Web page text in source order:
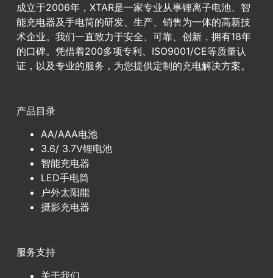
成立于2006年，XTAR是一家专业从事锂离子电池、智
能充电器及手电筒的研发、生产、销售为一体的高新技
术企业。我们一直致力于安全、可靠、创新，拥有18年
的口碑。凭借着200多项专利、ISO9001/CE等质量认
证，以及专业的服务，为您提供定制的充电解决方案。
产品目录
AA/AAA电池
3.6/ 3.7V锂电池
智能充电器
LED手电筒
户外太阳能
摄影充电器
服务支持